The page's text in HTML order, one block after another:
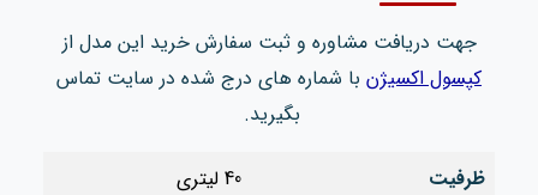
جهت دریافت مشاوره و ثبت سفارش خرید این مدل از
کپسول اکسیژن با شماره های درج شده در سایت تماس
بگیرید.
ظرفیت
40 لیتری